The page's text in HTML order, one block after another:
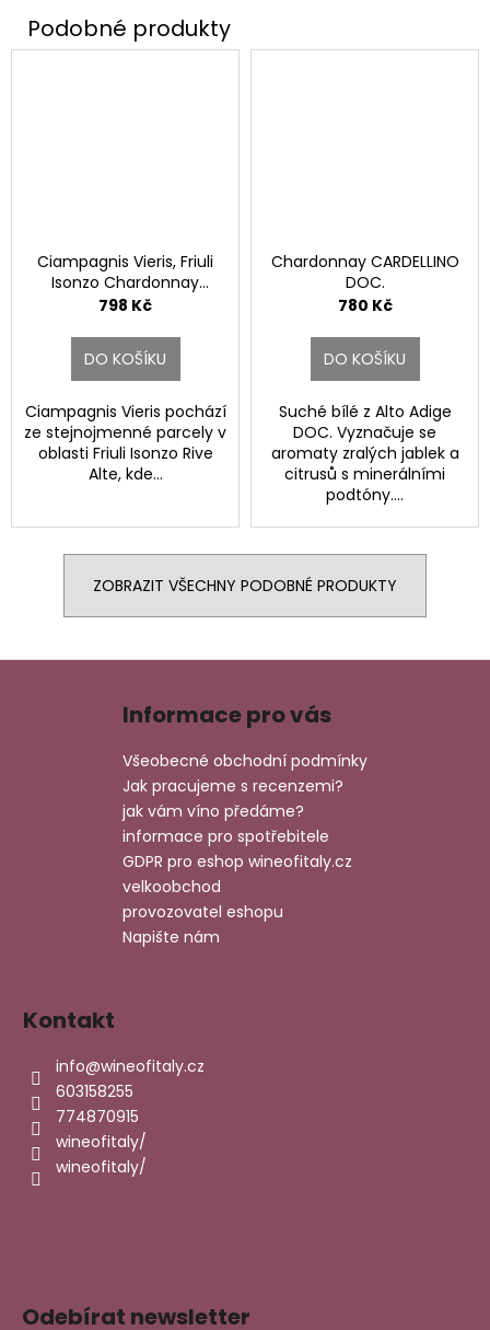
Ciampagnis Vieris, Friuli
Isonzo Chardonnay
D.O.C.
798 Kč
DO KOŠÍKU
Ciampagnis Vieris pochází
ze stejnojmenné parcely v
oblasti Friuli Isonzo Rive
Alte, kde...
Chardonnay CARDELLINO
DOC.
780 Kč
DO KOŠÍKU
Suché bílé z Alto Adige
DOC. Vyznačuje se
aromaty zralých jablek a
citrusů s minerálními
podtóny....
ZOBRAZIT VŠECHNY PODOBNÉ PRODUKTY
Informace pro vás
Všeobecné obchodní podmínky
Jak pracujeme s recenzemi?
jak vám víno předáme?
informace pro spotřebitele
GDPR pro eshop wineofitaly.cz
velkoobchod
provozovatel eshopu
Napište nám
Kontakt
info@wineofitaly.cz
603158255
774870915
wineofitaly/
wineofitaly/
Odebírat newsletter